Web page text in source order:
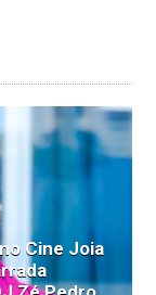
Cine Joia